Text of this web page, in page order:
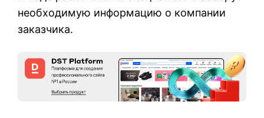
необходимую информацию о компании
заказчика.